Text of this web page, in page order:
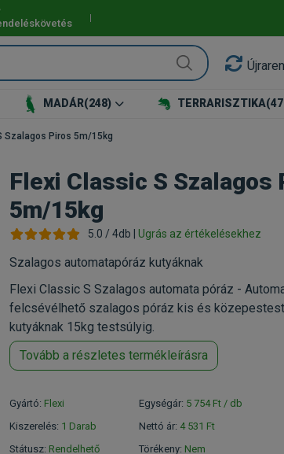
MADÁR(248) TERRARISZTIKA
Szalagos Piros 5m/15kg
Flexi Classic S Szalagos
5m/15kg
5.0 / 4db | Ugrás az értékelésekhez
Szalagos automatapóráz kutyáknak
Flexi Classic S Szalagos automata póráz -
felcsévélhető szalagos póráz kis és
kutyáknak 15kg testsúlyig.
Tovább a részletes termékleírásra
Gyártó: Flexi
Kiszerelés: 1 Darab
Státusz: Rendelhető
Egységár: 5 754 Ft / db
Nettó ár: 4 531 Ft
Törékeny: Nem